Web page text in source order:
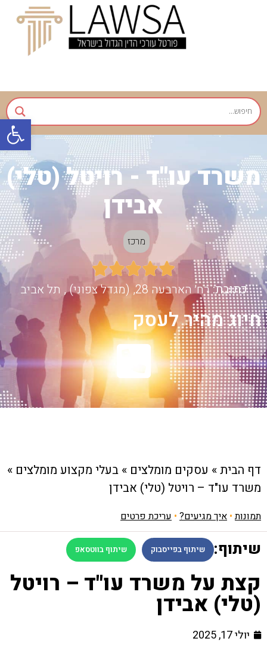
משרד עו"ד - רויטל (טלי)
אבידן
מרכז





כתובת:רח׳ הארבעה 28, (מגדל צפוני) , תל אביב
חיוג מהיר לעסק
דף הבית» עסקים מומלצים » בעלי מקצוע מומלצים »
משרד עו"ד – רויטל (טלי) אבידן
תמונות• איך מגיעים? • עריכת פרטים
שיתוף: שיתוף בפייסבוק שיתוף בווטסאפ
קצת על משרד עו"ד – רויטל
(טלי) אבידן
יולי 17, 2025